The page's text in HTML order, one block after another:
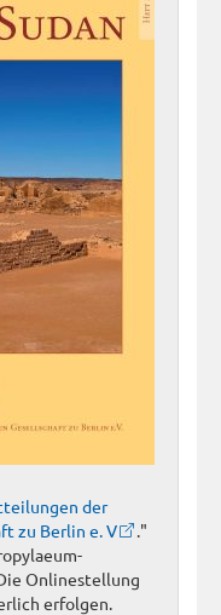
der
zu Berlin e. V
."
Onlinestellung
erfolgen.